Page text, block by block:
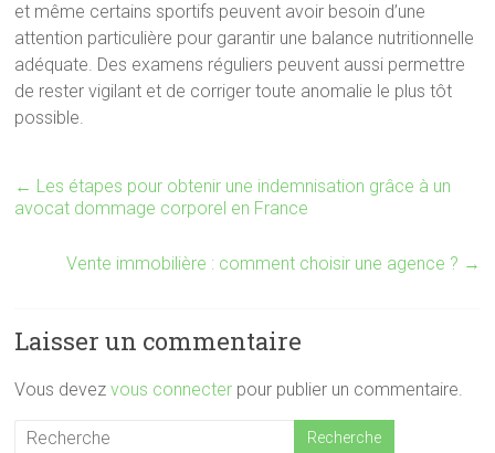
et même certains sportifs peuvent avoir besoin d’une
attention particulière pour garantir une balance nutritionnelle
adéquate. Des examens réguliers peuvent aussi permettre
de rester vigilant et de corriger toute anomalie le plus tôt
possible.
← Les étapes pour obtenir une indemnisation grâce à un
avocat dommage corporel en France
Vente immobilière : comment choisir une agence ? →
Laisser un commentaire
Vous devezvous connecter pour publier un commentaire.